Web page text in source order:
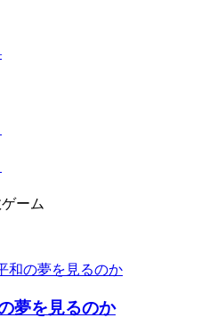
ーム
夢を見るのか